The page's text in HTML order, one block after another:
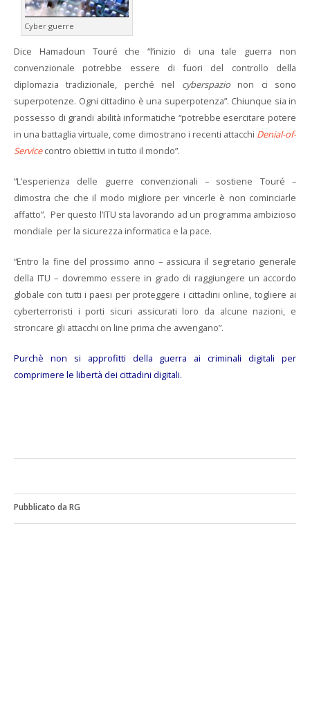
Cyber guerre
Dice Hamadoun Touré che “l’inizio di una tale guerra non
convenzionale potrebbe essere di fuori del controllo della
diplomazia tradizionale, perché nel cyberspazionon ci sono
superpotenze. Ogni cittadino è una superpotenza”. Chiunque sia in
possesso di grandi abilità informatiche “potrebbe esercitare potere
in una battaglia virtuale, come dimostrano i recenti attacchi Denial-of-
Servicecontro obiettivi in tutto il mondo”.
“L’esperienza delle guerre convenzionali – sostiene Touré –
dimostra che che il modo migliore per vincerle è non cominciarle
affatto”. Per questo l’ITU sta lavorando ad un programma ambizioso
mondiale per la sicurezza informatica e la pace.
“Entro la fine del prossimo anno – assicura il segretario generale
della ITU – dovremmo essere in grado di raggiungere un accordo
globale con tutti i paesi per proteggere i cittadini online, togliere ai
cyberterroristi i porti sicuri assicurati loro da alcune nazioni, e
stroncare gli attacchi on line prima che avvengano”.
Purchè non si approfitti della guerra ai criminali digitali per
comprimere le libertà dei cittadini digitali.
Pubblicato da RG